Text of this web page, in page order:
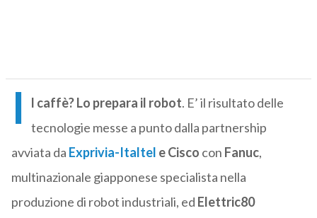
I l caffè? Lo prepara il robot. E’ il risultato delle
tecnologie messe a punto dalla partnership
avviata da Exprivia-Italtel e Cisco con Fanuc,
multinazionale giapponese specialista nella
produzione di robot industriali, ed Elettric80